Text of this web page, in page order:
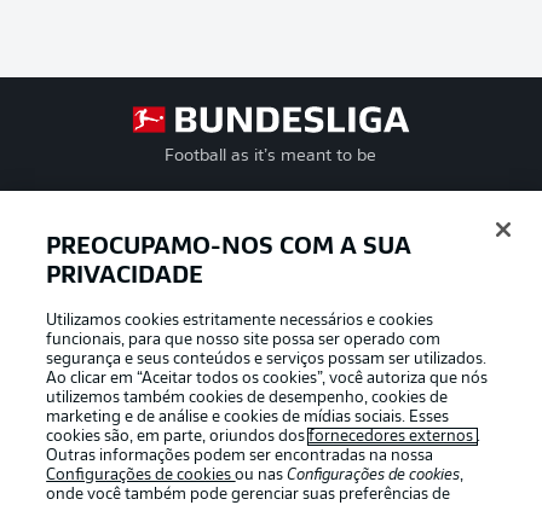
Football as it’s meant to be
APLICATIVO DA BUNDESLIGA
Oferecido por
PREOCUPAMO-NOS COM A SUA
PRIVACIDADE
Utilizamos cookies estritamente necessários e cookies
funcionais, para que nosso site possa ser operado com
segurança e seus conteúdos e serviços possam ser utilizados.
Ao clicar em “Aceitar todos os cookies”, você autoriza que nós
utilizemos também cookies de desempenho, cookies de
marketing e de análise e cookies de mídias sociais. Esses
cookies são, em parte, oriundos dosfornecedores externos .
Outras informações podem ser encontradas na nossa
Configurações de cookiesou nasConfigurações de cookies,
onde você também pode gerenciar suas preferências de